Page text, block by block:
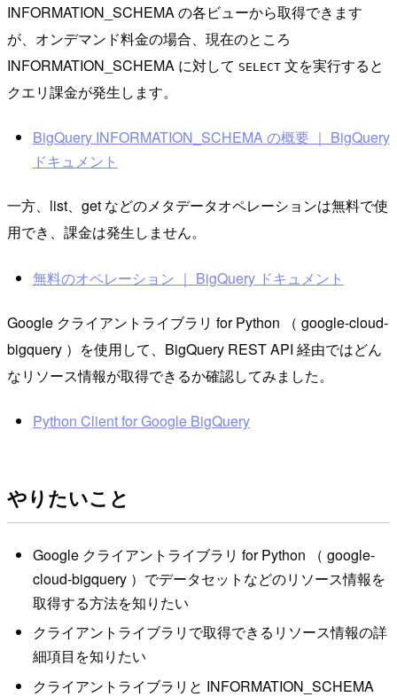
INFORMATION_SCHEMA の各ビューから取得できます
が、オンデマンド料金の場合、現在のところ
INFORMATION_SCHEMA に対して SELECT 文を実行すると
クエリ課金が発生します。
BigQuery INFORMATION_SCHEMA の概要 ｜ BigQuery
ドキュメント
一方、list、get などのメタデータオペレーションは無料で使
用でき、課金は発生しません。
無料のオペレーション ｜ BigQuery ドキュメント
Google クライアントライブラリ for Python （ google-cloud-
bigquery ）を使用して、BigQuery REST API 経由ではどん
なリソース情報が取得できるか確認してみました。
Python Client for Google BigQuery
やりたいこと
Google クライアントライブラリ for Python （ google-
cloud-bigquery ）でデータセットなどのリソース情報を
取得する方法を知りたい
クライアントライブラリで取得できるリソース情報の詳
細項目を知りたい
クライアントライブラリと INFORMATION_SCHEMA